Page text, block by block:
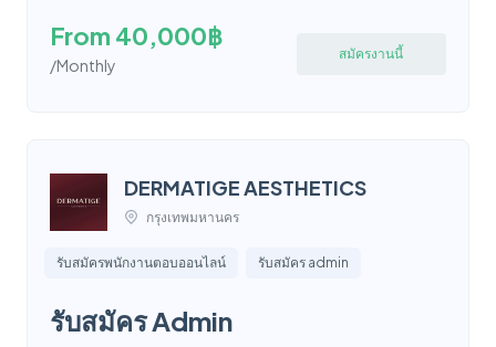
From 40,000฿
/Monthly
สมัครงานนี้
DERMATIGE AESTHETICS
กรุงเทพมหานคร
รับสมัครพนักงานตอบออนไลน์ รับสมัคร admin
รับสมัคร Admin